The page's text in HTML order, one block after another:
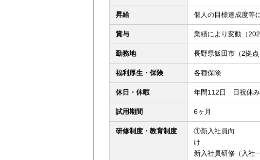
昇給 個人の目標達成度等
賞与 業績により変動（
勤務地 長野県飯田市（2拠点
福利厚生・保険 各種保険
休日・休暇 年間112日 日祝休み
試用期間 6ヶ月
研修制度・教育制度
①新入社員向
新入社員研修（入社